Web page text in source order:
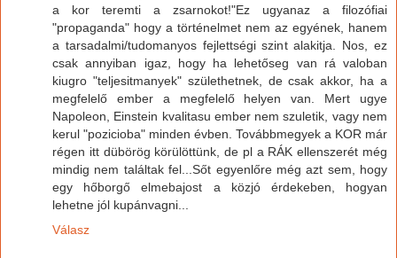
a kor teremti a zsarnokot!"Ez ugyanaz a filozófiai
"propaganda" hogy a történelmet nem az egyének, hanem
a tarsadalmi/tudomanyos fejlettségi szint alakitja. Nos, ez
csak annyiban igaz, hogy ha lehetőseg van rá valoban
kiugro "teljesitmanyek" születhetnek, de csak akkor, ha a
megfelelő ember a megfelelő helyen van. Mert ugye
Napoleon, Einstein kvalitasu ember nem szuletik, vagy nem
kerul "pozicioba" minden évben. Továbbmegyek a KOR már
régen itt dübörög körülöttünk, de pl a RÁK ellenszerét még
mindig nem találtak fel...Sőt egyenlőre még azt sem, hogy
egy hőborgő elmebajost a közjó érdekeben, hogyan
lehetne jól kupánvagni...
Válasz